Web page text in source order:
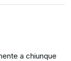
nascosto
ottimale e una
vera natura.
a chiunque